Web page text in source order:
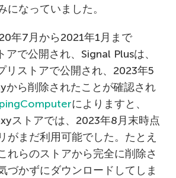
になっていました。
年7月から2021年1月まで
で公開され、Signal Plusは、
リストアで公開され、2023年5
から削除されたことが確認され
によりますと、
ストアでは、2023年8月末時点
がまだ利用可能でした。たとえ
れらのストアから完全に削除さ
づかずにダウンロードしてしま